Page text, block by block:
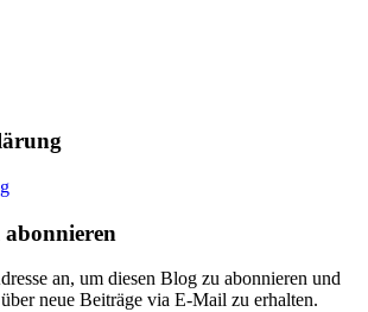
an, um diesen Blog zu abonnieren und
neue Beiträge via E-Mail zu erhalten.